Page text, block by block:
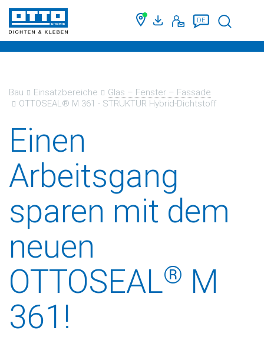
DE
Bau Einsatzbereiche
Glas – Fenster – Fassade
OTTOSEAL® M 361 - STRUKTUR Hybrid-Dichtstoff
Einen
Arbeitsgang
sparen mit dem
neuen
OTTOSEAL® M
361!